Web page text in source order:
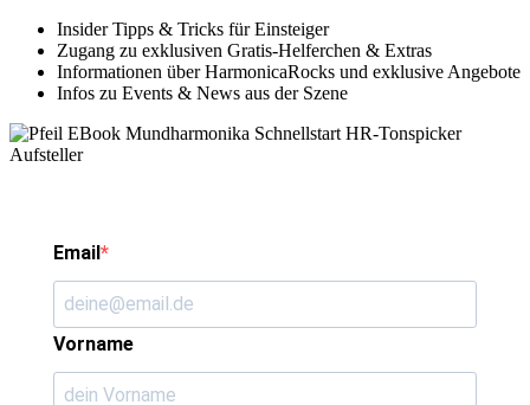
Insider Tipps & Tricks für Einsteiger
Zugang zu exklusiven Gratis-Helferchen & Extras
Informationen über HarmonicaRocks und exklusive Angebote
Infos zu Events & News aus der Szene
Email
Vorname